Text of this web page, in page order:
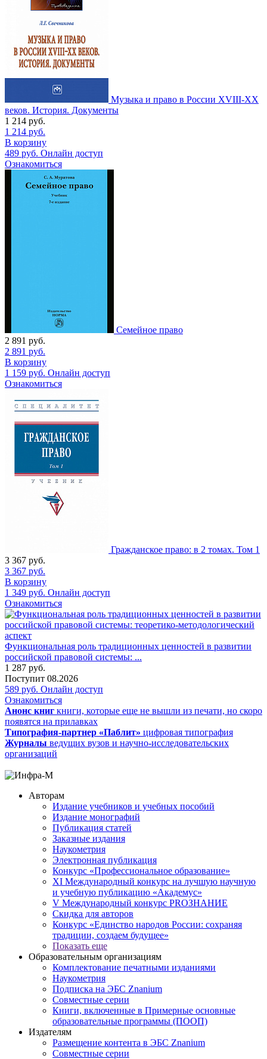
Музыка и право в России XVIII-XX
веков. История. Документы
1 214 руб.
1 214 руб.
В корзину
489 руб. Онлайн доступ
Ознакомиться
Семейное право
2 891 руб.
2 891 руб.
В корзину
1 159 руб. Онлайн доступ
Ознакомиться
Гражданское право: в 2 томах. Том 1
3 367 руб.
3 367 руб.
В корзину
1 349 руб. Онлайн доступ
Ознакомиться
Функциональная роль традиционных ценностей в развитии
российской правовой системы: ...
1 287 руб.
Поступит 08.2026
589 руб. Онлайн доступ
Ознакомиться
Анонс книг книги, которые еще не вышли из печати, но скоро
появятся на прилавках
Типография-партнер «Паблит» цифровая типография
Журналы ведущих вузов и научно-исследовательских
организаций
Авторам
Издание учебников и учебных пособий
Издание монографий
Публикация статей
Заказные издания
Наукометрия
Электронная публикация
Конкурс «Профессиональное образование»
XI Международный конкурс на лучшую научную
и учебную публикацию «Академус»
V Международный конкурс PROЗНАНИЕ
Скидка для авторов
Конкурс «Единство народов России: сохраняя
традиции, создаем будущее»
Показать еще
Образовательным организациям
Комплектование печатными изданиями
Наукометрия
Подписка на ЭБС Znanium
Совместные серии
Книги, включенные в Примерные основные
образовательные программы (ПООП)
Издателям
Размещение контента в ЭБС Znanium
Совместные серии